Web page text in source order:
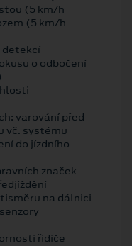
(5 km/h
(5 km/h
detekcí
o odbočení
varování před
vč. systému
do jízdního
značek
na dálnici
řidiče